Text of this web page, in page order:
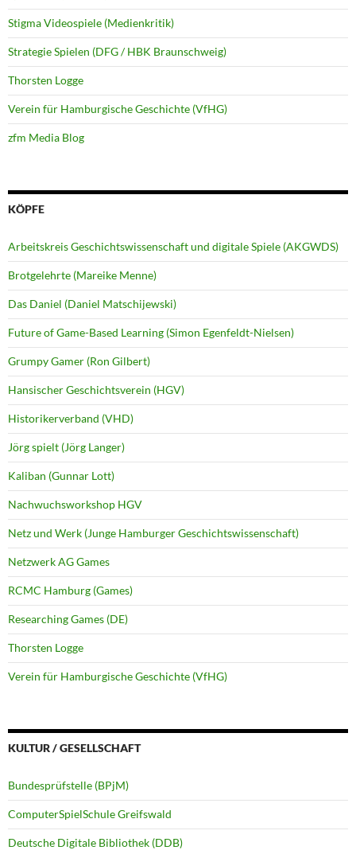
Stigma Videospiele (Medienkritik)
Strategie Spielen (DFG / HBK Braunschweig)
Thorsten Logge
Verein für Hamburgische Geschichte (VfHG)
zfm Media Blog
KÖPFE
Arbeitskreis Geschichtswissenschaft und digitale Spiele (AKGWDS)
Brotgelehrte (Mareike Menne)
Das Daniel (Daniel Matschijewski)
Future of Game-Based Learning (Simon Egenfeldt-Nielsen)
Grumpy Gamer (Ron Gilbert)
Hansischer Geschichtsverein (HGV)
Historikerverband (VHD)
Jörg spielt (Jörg Langer)
Kaliban (Gunnar Lott)
Nachwuchsworkshop HGV
Netz und Werk (Junge Hamburger Geschichtswissenschaft)
Netzwerk AG Games
RCMC Hamburg (Games)
Researching Games (DE)
Thorsten Logge
Verein für Hamburgische Geschichte (VfHG)
KULTUR / GESELLSCHAFT
Bundesprüfstelle (BPjM)
ComputerSpielSchule Greifswald
Deutsche Digitale Bibliothek (DDB)